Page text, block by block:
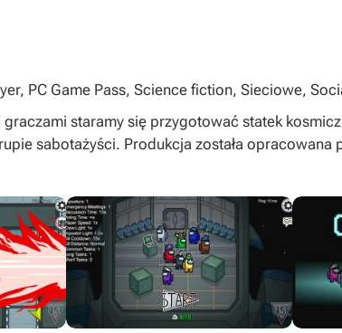
PC Game Pass, Science fiction, Sieciowe,
Game Pass Ultimate, Zagraj za darmo, Xbox
staramy się przygotować statek
sabotażyści. Produkcja została opracowana